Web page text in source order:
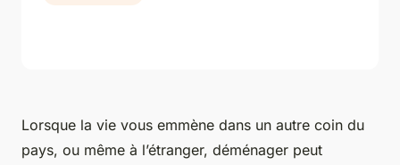
Lorsque la vie vous emmène dans un autre coin du
pays, ou même à l’étranger, déménager peut